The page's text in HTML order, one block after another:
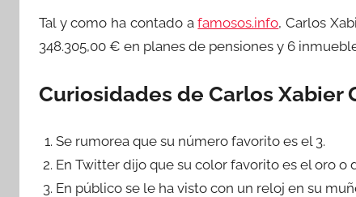
Tal y como ha contado afamosos.info, Carlos
348.305,00 € en planes de pensiones y 6
Curiosidades de Carlos Xabier
Se rumorea que su número favorito es el 3.
En Twitter dijo que su color favorito es el oro o
En público se le ha visto con un reloj en su